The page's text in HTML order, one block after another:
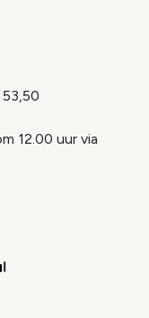
12.00 uur via